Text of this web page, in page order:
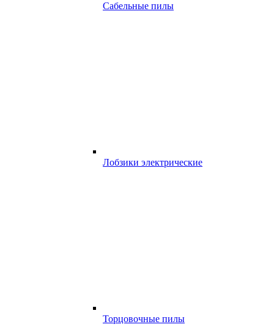
Сабельные пилы
Лобзики электрические
Торцовочные пилы